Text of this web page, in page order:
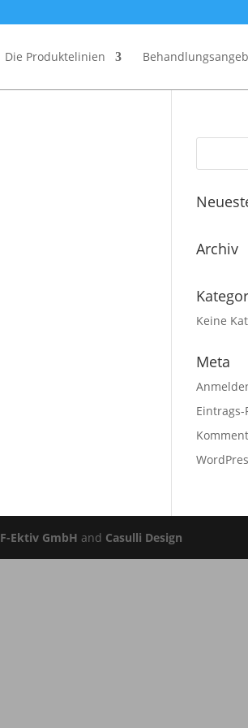
Die Produktelinien
Archiv
Keine
Meta
Eintrags-
F-Ektiv GmbH and Casulli Design